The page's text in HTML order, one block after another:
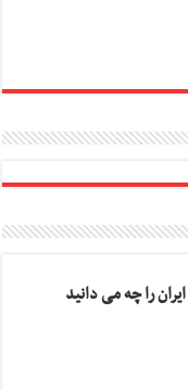
را چه می دانید